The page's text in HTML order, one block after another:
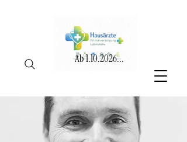
Ab1.10.2026...